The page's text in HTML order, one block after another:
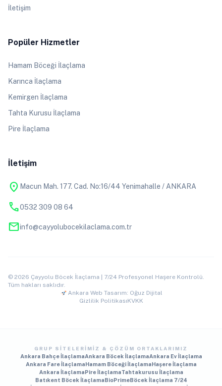
İletişim
Popüler Hizmetler
Hamam Böceği İlaçlama
Karınca İlaçlama
Kemirgen İlaçlama
Tahta Kurusu İlaçlama
Pire İlaçlama
İletişim
location_on Macun Mah. 177. Cad. No:16/44 Yenimahalle / ANKARA
phone0532 309 08 64
mailinfo@cayyolubocekilaclama.com.tr
© 2026 Çayyolu Böcek İlaçlama | 7/24 Profesyonel Haşere Kontrolü.
Tüm hakları saklıdır.
Ankara Web Tasarım: Oğuz Dijital
Gizlilik PolitikasıKVKK
GRUP SITELERIMIZ & ÇÖZÜM ORTAKLARIMIZ
Ankara Bahçe İlaçlamaAnkara Böcek İlaçlamaAnkara Ev İlaçlama
Ankara Fare İlaçlamaHamam Böceği İlaçlamaHaşere İlaçlama
Ankara İlaçlamaPire İlaçlamaTahtakurusu İlaçlama
Batıkent Böcek İlaçlamaBioPrimeBöcek İlaçlama 7/24